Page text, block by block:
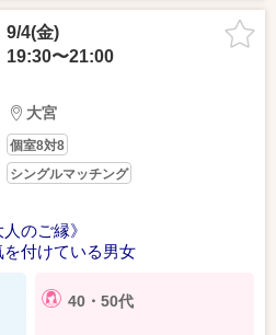
9/4(金)
19:30〜21:00
大宮
個室8対8
シングルマッチング
のご縁》
を付けている男女
40・50代